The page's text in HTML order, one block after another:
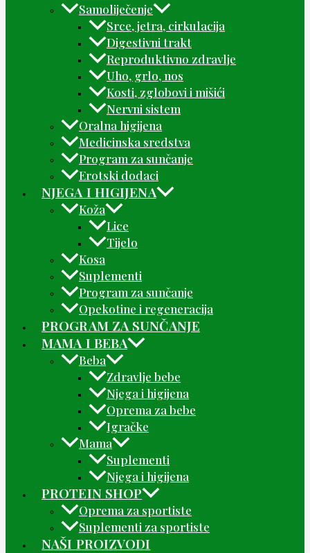
Samoliječenje
Srce, jetra, cirkulacija
Digestivni trakt
Reproduktivno zdravlje
Uho, grlo, nos
Kosti, zglobovi i mišići
Nervni sistem
Oralna higijena
Medicinska sredstva
Program za sunčanje
Erotski dodaci
NJEGA I HIGIJENA
Koža
Lice
Tijelo
Kosa
Suplementi
Program za sunčanje
Opekotine i regeneracija
PROGRAM ZA SUNČANJE
MAMA I BEBA
Beba
Zdravlje bebe
Njega i higijena
Oprema za bebe
Igračke
Mama
Suplementi
Njega i higijena
PROTEIN SHOP
Oprema za sportiste
Suplementi za sportiste
NAŠI PROIZVODI